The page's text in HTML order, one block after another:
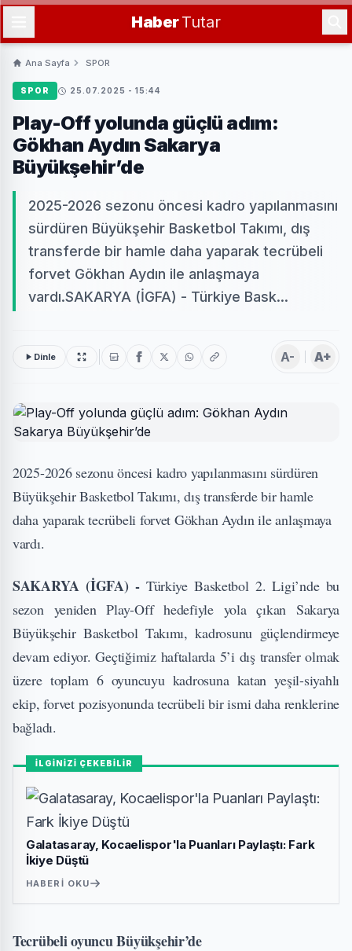
HaberTutar
Ana Sayfa SPOR
SPOR 25.07.2025 - 15:44
Play-Off yolunda güçlü adım:
Gökhan Aydın Sakarya
Büyükşehir’de
2025-2026 sezonu öncesi kadro yapılanmasını
sürdüren Büyükşehir Basketbol Takımı, dış
transferde bir hamle daha yaparak tecrübeli
forvet Gökhan Aydın ile anlaşmaya
vardı.SAKARYA (İGFA) - Türkiye Bask...
Dinle A- A+
2025-2026 sezonu öncesi kadro yapılanmasını sürdüren
Büyükşehir Basketbol Takımı, dış transferde bir hamle
daha yaparak tecrübeli forvet Gökhan Aydın ile anlaşmaya
vardı.
SAKARYA (İGFA) - Türkiye Basketbol 2. Ligi’nde bu
sezon yeniden Play-Off hedefiyle yola çıkan Sakarya
Büyükşehir Basketbol Takımı, kadrosunu güçlendirmeye
devam ediyor. Geçtiğimiz haftalarda 5’i dış transfer olmak
üzere toplam 6 oyuncuyu kadrosuna katan yeşil-siyahlı
ekip, forvet pozisyonunda tecrübeli bir ismi daha renklerine
bağladı.
İLGİNİZİ ÇEKEBİLİR
Galatasaray, Kocaelispor'la Puanları Paylaştı: Fark
İkiye Düştü
HABERI OKU
Tecrübeli oyuncu Büyükşehir’de